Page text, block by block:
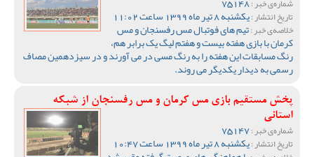
شماره‌ی خبر :
تاریخ انتشار :یکشنبه 8 تیر ماه 1399 ساعت 11:02
خلاصه‌ی خبر :تیم های فوتبال مس رفسنجان و مس
کرمان با بازی هفته بیست و هفتم لیگ یک برابر هم،
رنگ مسابقات این هفته را به رنگ مسی در می آورند و در سیزدهمین مصاف
رسمی به دیدار یکدیگر می روند.
پخش مستقیم بازی مس کرمان و مس رفسنجان از شبکه
استانی
شماره‌ی خبر :
تاریخ انتشار :یکشنبه 8 تیر ماه 1399 ساعت 10:47